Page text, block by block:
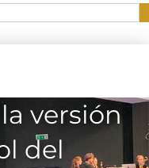
versión
del